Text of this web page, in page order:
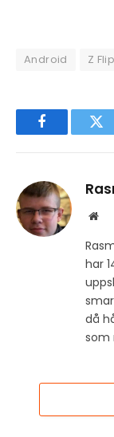
Android Z
Facebook
har
då
som